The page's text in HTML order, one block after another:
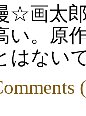
☆画太
い。原
はない